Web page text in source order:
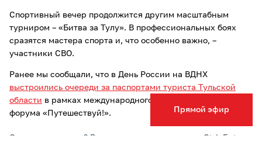
Прямой эфир
Спортивный вечер продолжится другим масштабным
турниром – «Битва за Тулу». В профессиональных боях
сразятся мастера спорта и, что особенно важно, –
участники СВО.
Ранее мы сообщали, что в День России на ВДНХ
выстроились очереди за паспортами туриста Тульской
области в рамках международного туристического
форума «Путешествуй!».
Опечатка в тексте? Выделите слово и нажмите Ctrl+Enter